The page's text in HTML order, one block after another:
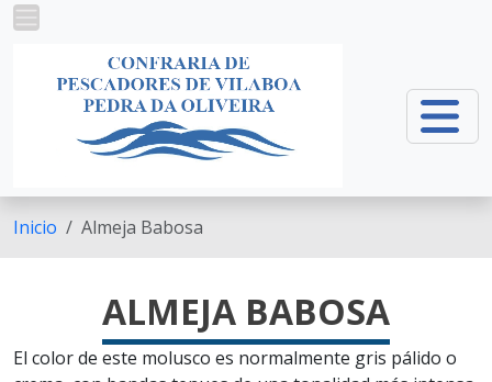
Ir o contido principal
Inicio Almeja Babosa
ALMEJA BABOSA
El color de este molusco es normalmente gris pálido o